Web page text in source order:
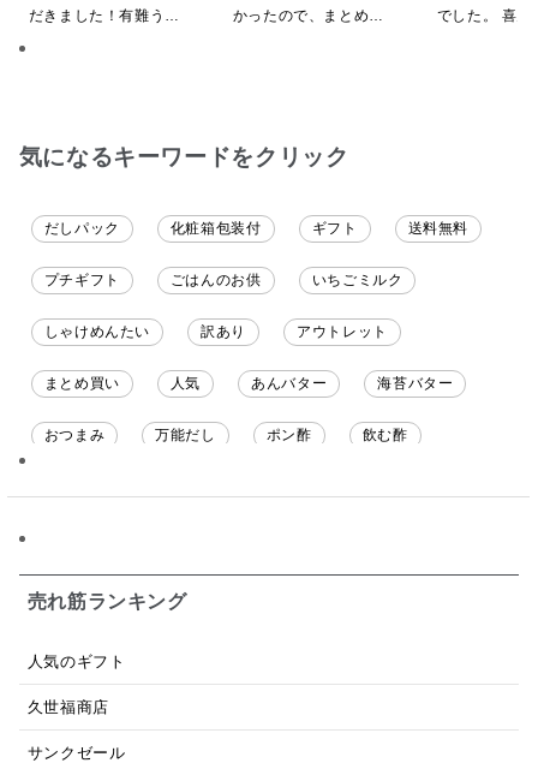
でした。 喜ん
だきました！有難うご
かったので、まとめ買
気になるキーワードをクリック
だしパック 化粧箱包装付 ギフト 送料無料
プチギフト ごはんのお供 いちごミルク
しゃけめんたい 訳あり アウトレット
まとめ買い 人気 あんバター 海苔バター
おつまみ 万能だし ポン酢 飲む酢
パスタソース 醤油
日本ワイン
売れ筋ランキング
人気のギフト
久世福商店
サンクゼール